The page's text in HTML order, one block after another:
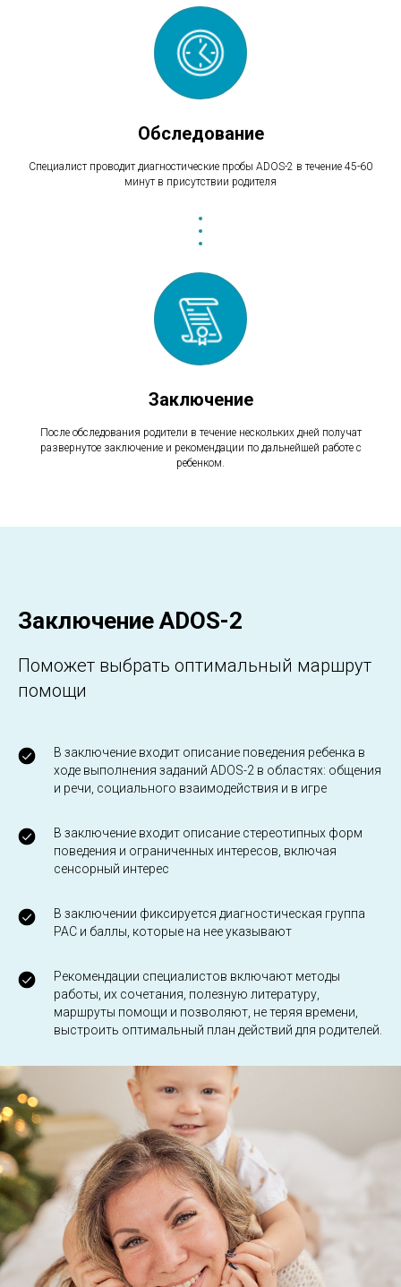
Обследование
Специалист проводит диагностические пробы ADOS-2 в течение 45-60
минут в присутствии родителя
Заключение
После обследования родители в течение нескольких дней получат
развернутое заключение и рекомендации по дальнейшей работе с
ребенком.
Заключение ADOS-2
Поможет выбрать оптимальный маршрут
помощи
В заключение входит описание поведения ребенка в
ходе выполнения заданий ADOS-2 в областях: общения
и речи, социального взаимодействия и в игре
В заключение входит описание стереотипных форм
поведения и ограниченных интересов, включая
сенсорный интерес
В заключении фиксируется диагностическая группа
РАС и баллы, которые на нее указывают
Рекомендации специалистов включают методы
работы, их сочетания, полезную литературу,
маршруты помощи и позволяют, не теряя времени,
выстроить оптимальный план действий для родителей.